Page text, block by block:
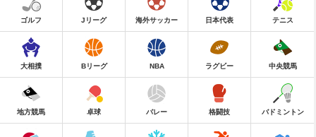
ゴルフ Jリーグ 海外サッカー 日本代表 テニス
大相撲 Bリーグ NBA ラグビー 中央競馬
地方競馬 卓球 バレー 格闘技 バドミントン